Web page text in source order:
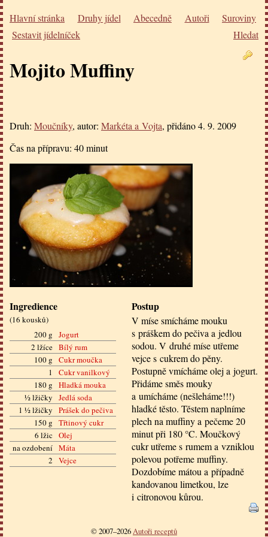
Hlavní stránka Druhy jídel Abecedně Autoři
Suroviny
Sestavit jídelníček
Hledat
Mojito Muffiny
Druh: Moučníky, autor: Markéta a Vojta, přidáno4. 9. 2009
Čas na přípravu: 40 minut
Ingredience
(16 kousků)
200 g
Jogurt
2 lžíce Bílý rum
100 g
Cukr moučka
1
Cukr vanilkový
180 g
Hladká mouka
½ lžičky
Jedlá soda
1 ½ lžičky
Prášek do pečiva
150 g
Třtinový cukr
6 lžic Olej
na ozdobení Máta
2
Vejce
Postup
V míse smícháme mouku
s práškem do pečiva a jedlou
sodou. V druhé míse utřeme
vejce s cukrem do pěny.
Postupně vmícháme olej a jogurt.
Přidáme směs mouky
a umícháme (nešleháme!!!)
hladké těsto. Těstem naplníme
plech na muffiny a pečeme 20
minut při 180 °C. Moučkový
cukr utřeme s rumem a vzniklou
polevou potřeme muffiny.
Dozdobíme mátou a případně
kandovanou limetkou, lze
i citronovou kůrou.
© 2007–2026Autoři receptů